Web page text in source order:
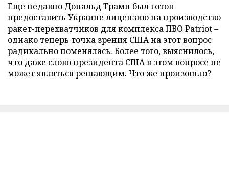
Еще недавно Дональд Трамп был готов
предоставить Украине лицензию на производство
ракет-перехватчиков для комплекса ПВО Patriot –
однако теперь точка зрения США на этот вопрос
радикально поменялась. Более того, выяснилось,
что даже слово президента США в этом вопросе не
может являться решающим. Что же произошло?